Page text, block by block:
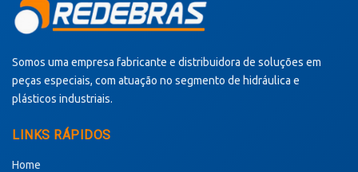
Somos uma empresa fabricante e distribuidora de soluções em
peças especiais, com atuação no segmento de hidráulica e
plásticos industriais.
LINKS RÁPIDOS
Home